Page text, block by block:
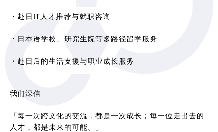
・赴日IT人才推荐与就职咨询
・日本语学校、研究生院等多路径留学服务
・赴日后的生活支援与职业成长服务
我们深信——
「每一次跨文化的交流，都是一次成长；每一位走出去的
人才，都是未来的可能。」